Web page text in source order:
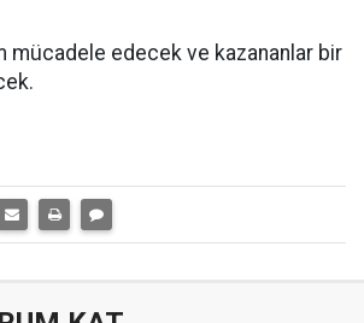
mücadele edecek ve kazananlar bir